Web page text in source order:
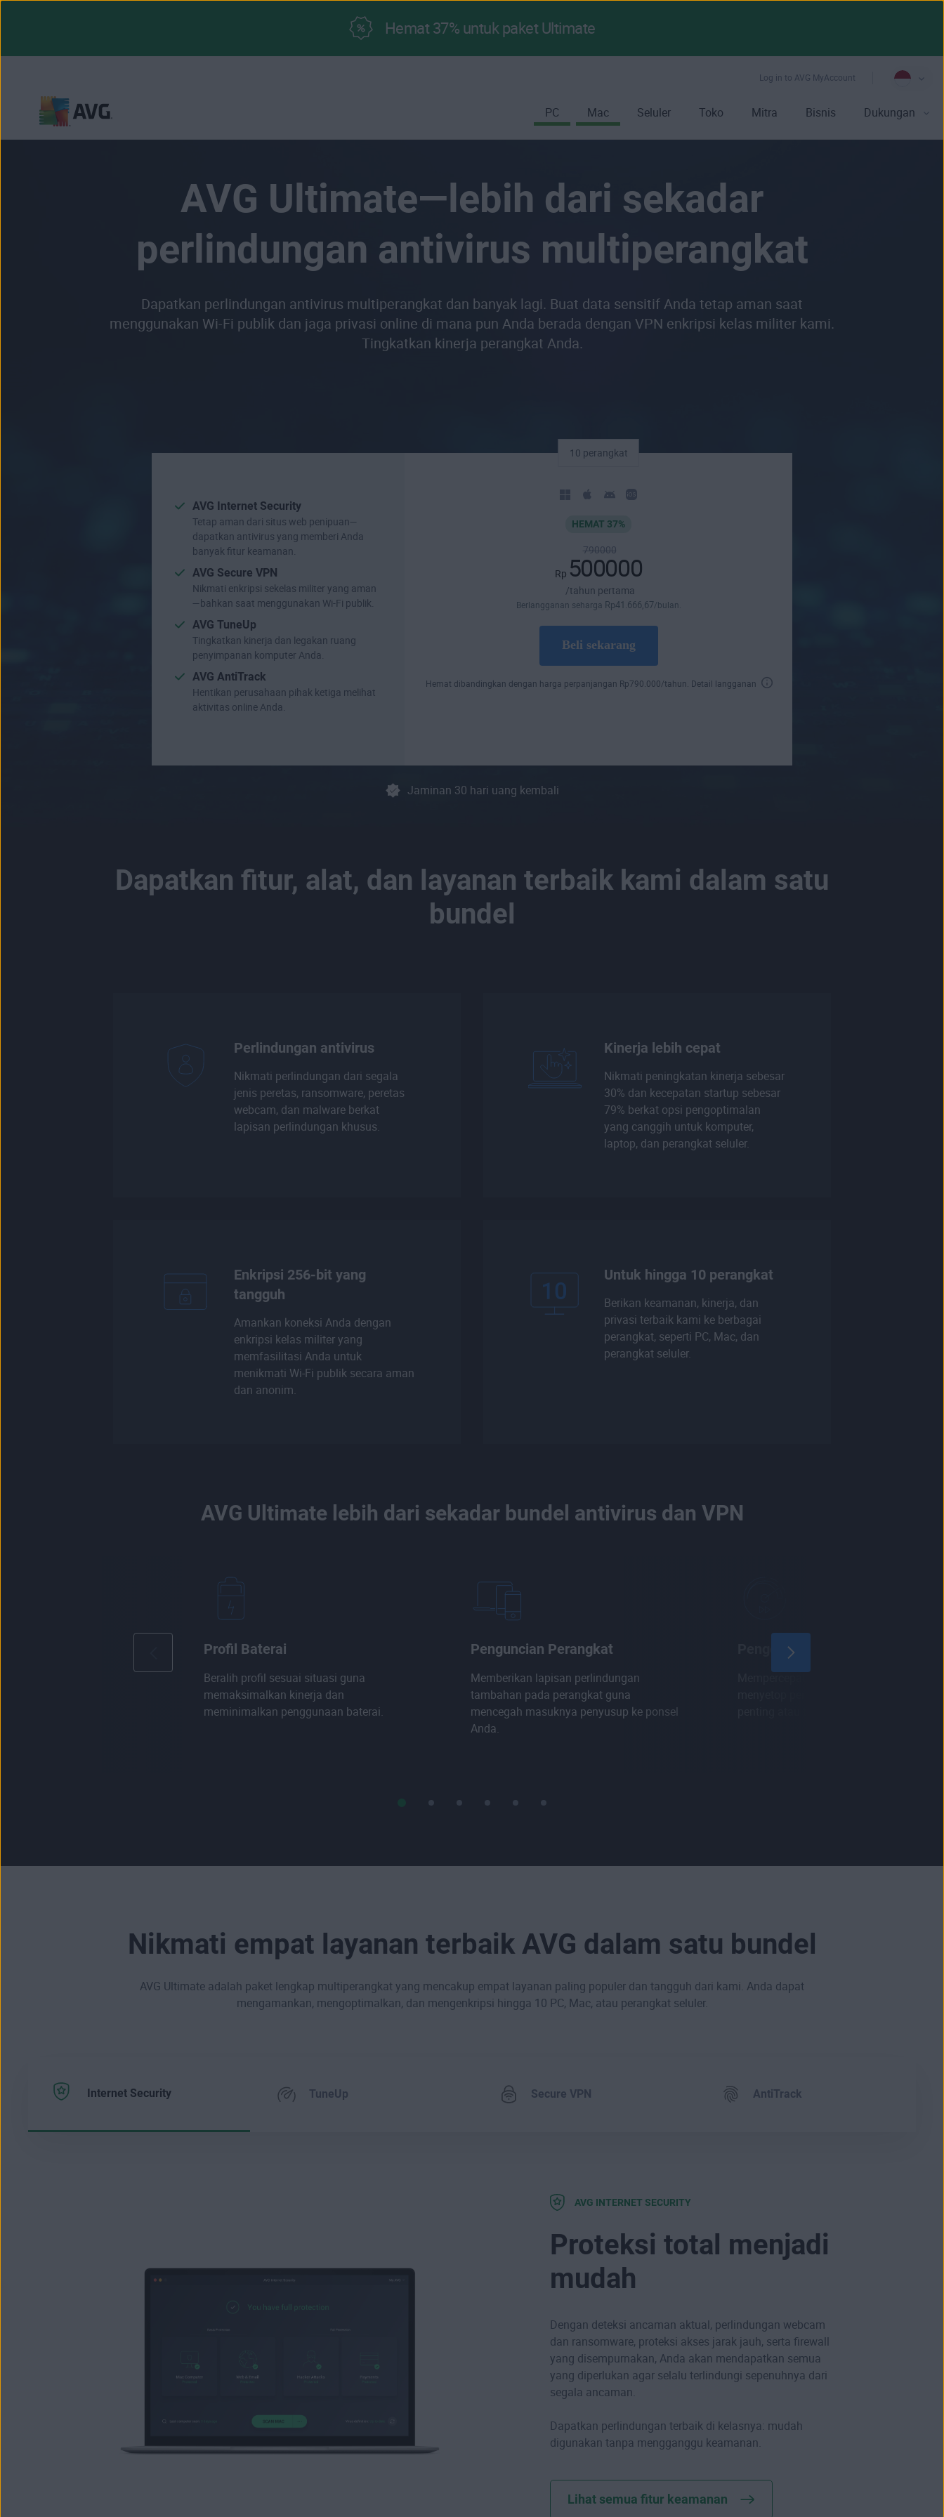
Hemat 37% untuk paket Ultimate
Log in to AVG MyAccount
PC Mac Seluler Toko Mitra Bisnis Dukungan
AVG Ultimate—lebih dari sekadar
perlindungan antivirus multiperangkat
Dapatkan perlindungan antivirus multiperangkat dan banyak lagi. Buat data sensitif Anda tetap aman saat
menggunakan Wi-Fi publik dan jaga privasi online di mana pun Anda berada dengan VPN enkripsi kelas militer kami.
Tingkatkan kinerja perangkat Anda.
AVG Internet Security
Tetap aman dari situs web penipuan—
dapatkan antivirus yang memberi Anda
banyak fitur keamanan.
AVG Secure VPN
Nikmati enkripsi sekelas militer yang aman
—bahkan saat menggunakan Wi-Fi publik.
AVG TuneUp
Tingkatkan kinerja dan legakan ruang
penyimpanan komputer Anda.
AVG AntiTrack
Hentikan perusahaan pihak ketiga melihat
aktivitas online Anda.
10 perangkat
HEMAT 37%
790000
Rp 500000
/tahun pertama
Berlangganan seharga Rp41.666 ,67/bulan.
Beli sekarang
Hemat dibandingkan dengan harga perpanjangan Rp790.000/tahun. Detail langganan
Jaminan 30 hari uang kembali
Dapatkan fitur, alat, dan layanan terbaik kami dalam satu
bundel
Perlindungan antivirus
Nikmati perlindungan dari segala
jenis peretas, ransomware, peretas
webcam, dan malware berkat
lapisan perlindungan khusus.
Kinerja lebih cepat
Nikmati peningkatan kinerja sebesar
30% dan kecepatan startup sebesar
79% berkat opsi pengoptimalan
yang canggih untuk komputer,
laptop, dan perangkat seluler.
Enkripsi 256-bit yang
tangguh
Amankan koneksi Anda dengan
enkripsi kelas militer yang
memfasilitasi Anda untuk
menikmati Wi-Fi publik secara aman
dan anonim.
Untuk hingga 10 perangkat
Berikan keamanan, kinerja, dan
privasi terbaik kami ke berbagai
perangkat, seperti PC, Mac, dan
perangkat seluler.
AVG Ultimate lebih dari sekadar bundel antivirus dan VPN
Profil Baterai
Beralih profil sesuai situasi guna
memaksimalkan kinerja dan
meminimalkan penggunaan baterai.
Penguncian Perangkat
Memberikan lapisan perlindungan
tambahan pada perangkat guna
mencegah masuknya penyusup ke ponsel
Anda.
Pengoptimal Startup
Nikmati empat layanan terbaik AVG dalam satu bundel
AVG Ultimate adalah paket lengkap multiperangkat yang mencakup empat layanan paling populer dan tangguh dari kami. Anda dapat
mengamankan, mengoptimalkan, dan mengenkripsi hingga 10 PC, Mac, atau perangkat seluler.
Internet Security TuneUp Secure VPN AntiTrack
AVG INTERNET SECURITY
Proteksi total menjadi
mudah
Dengan deteksi ancaman aktual, perlindungan webcam
dan ransomware, proteksi akses jarak jauh, serta firewall
yang disempurnakan, Anda akan mendapatkan semua
yang diperlukan agar selalu terlindungi sepenuhnya dari
segala ancaman.
Dapatkan perlindungan terbaik di kelasnya: mudah
digunakan tanpa mengganggu keamanan.
Lihat semua fitur keamanan